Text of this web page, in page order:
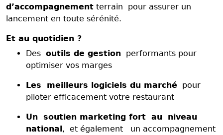
d’accompagnement terrain pour assurer un
lancement en toute sérénité.
Et au quotidien ?
Des outils de gestion performants pour
optimiser vos marges
Les meilleurs logiciels du marché pour
piloter efficacement votre restaurant
Un soutien marketing fort au niveau
national, et également un accompagnement